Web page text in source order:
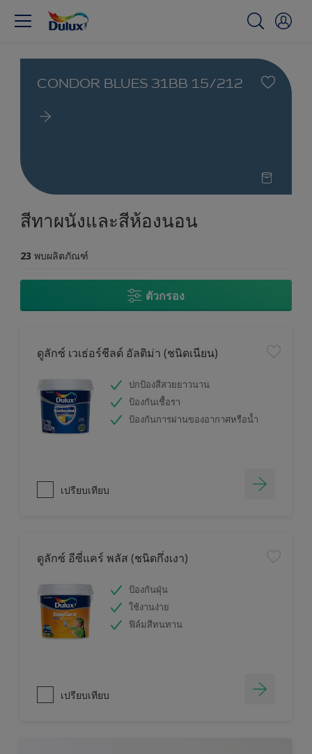
CONDOR BLUES 31BB 15/212
สีทาผนังและสีห้องนอน
23 พบผลิตภัณฑ์
ตัวกรอง
ดูลักซ์ เวเธ่อร์ชีลด์ อัลติม่า (ชนิดเนียน)
ปกป้องสีสวยยาวนาน
ป้องกันเชื้อรา
ป้องกันการผ่านของอากาศหรือน้ำ
เปรียบเทียบ
ดูลักซ์ อีซี่แคร์ พลัส (ชนิดกึ่งเงา)
ป้องกันฝุ่น
ใช้งานง่าย
ฟิล์มสีทนทาน
เปรียบเทียบ